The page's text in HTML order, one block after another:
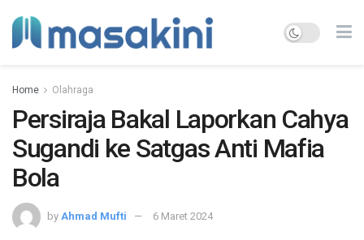
Home Olahraga
Persiraja Bakal Laporkan Cahya
Sugandi ke Satgas Anti Mafia
Bola
by Ahmad Mufti 6 Maret 2024